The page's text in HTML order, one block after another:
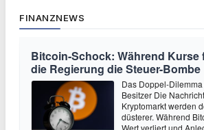
FINANZNEWS
Bitcoin-Schock: Während Kurse
die Regierung die Steuer-Bombe
Das Doppel-
Besitzer Die
Kryptomarkt werden
düsterer. Während
Wert verliert und